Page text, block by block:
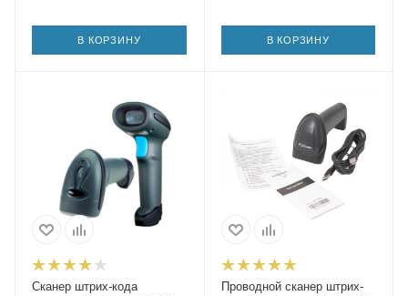
В КОРЗИНУ В КОРЗИНУ
Сканер штрих-кода
Проводной сканер штрих-